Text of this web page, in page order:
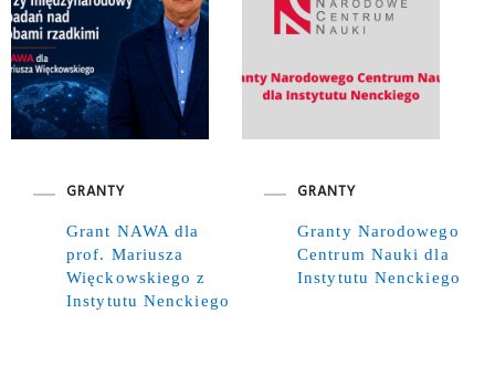
GRANTY
Grant NAWA dla
prof. Mariusza
Więckowskiego z
Instytutu Nenckiego
GRANTY
Granty Narodowego
Centrum Nauki dla
Instytutu Nenckiego